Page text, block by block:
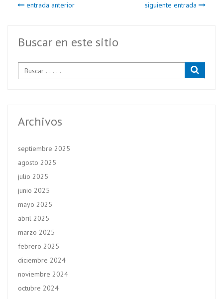
o
k
er A
p
entrada anterior siguiente entrada
Buscar en este sitio
Archivos
septiembre 2025
agosto 2025
julio 2025
junio 2025
mayo 2025
abril 2025
marzo 2025
febrero 2025
diciembre 2024
noviembre 2024
octubre 2024